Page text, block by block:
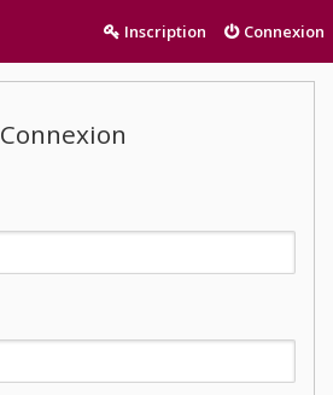
Connexion
Inscription
Connexion